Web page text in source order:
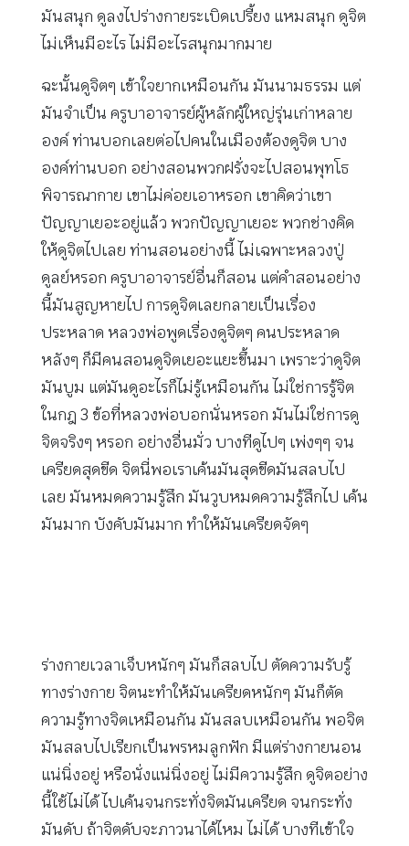
มันสนุก ดูลงไปร่างกายระเบิดเปรี้ยง แหมสนุก ดูจิต
ไม่เห็นมีอะไร ไม่มีอะไรสนุกมากมาย
ฉะนั้นดูจิตๆ เข้าใจยากเหมือนกัน มันนามธรรม แต่
มันจำเป็น ครูบาอาจารย์ผู้หลักผู้ใหญ่รุ่นเก่าหลาย
องค์ ท่านบอกเลยต่อไปคนในเมืองต้องดูจิต บาง
องค์ท่านบอก อย่างสอนพวกฝรั่งจะไปสอนพุทโธ
พิจารณากาย เขาไม่ค่อยเอาหรอก เขาคิดว่าเขา
ปัญญาเยอะอยู่แล้ว พวกปัญญาเยอะ พวกช่างคิด
ให้ดูจิตไปเลย ท่านสอนอย่างนี้ ไม่เฉพาะหลวงปู่
ดูลย์หรอก ครูบาอาจารย์อื่นก็สอน แต่คำสอนอย่าง
นี้มันสูญหายไป การดูจิตเลยกลายเป็นเรื่อง
ประหลาด หลวงพ่อพูดเรื่องดูจิตๆ คนประหลาด
หลังๆ ก็มีคนสอนดูจิตเยอะแยะขึ้นมา เพราะว่าดูจิต
มันบูม แต่มันดูอะไรก็ไม่รู้เหมือนกัน ไม่ใช่การรู้จิต
ในกฎ 3 ข้อที่หลวงพ่อบอกนั่นหรอก มันไม่ใช่การดู
จิตจริงๆ หรอก อย่างอื่นมั่ว บางทีดูไปๆ เพ่งๆๆ จน
เครียดสุดขีด จิตนี่พอเราเค้นมันสุดขีดมันสลบไป
เลย มันหมดความรู้สึก มันวูบหมดความรู้สึกไป เค้น
มันมาก บังคับมันมาก ทำให้มันเครียดจัดๆ
ร่างกายเวลาเจ็บหนักๆ มันก็สลบไป ตัดความรับรู้
ทางร่างกาย จิตนะทำให้มันเครียดหนักๆ มันก็ตัด
ความรู้ทางจิตเหมือนกัน มันสลบเหมือนกัน พอจิต
มันสลบไปเรียกเป็นพรหมลูกฟัก มีแต่ร่างกายนอน
แน่นิ่งอยู่ หรือนั่งแน่นิ่งอยู่ ไม่มีความรู้สึก ดูจิตอย่าง
นี้ใช้ไม่ได้ ไปเค้นจนกระทั่งจิตมันเครียด จนกระทั่ง
มันดับ ถ้าจิตดับจะภาวนาได้ไหม ไม่ได้ บางทีเข้าใจ